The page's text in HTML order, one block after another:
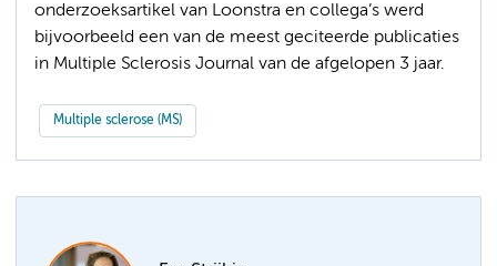
onderzoeksartikel van Loonstra en collega’s werd
bijvoorbeeld een van de meest geciteerde publicaties
in Multiple Sclerosis Journal van de afgelopen 3 jaar.
Multiple sclerose (MS)